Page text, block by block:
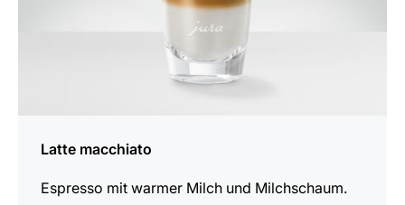
Latte macchiato
Espresso mit warmer Milch und Milchschaum.